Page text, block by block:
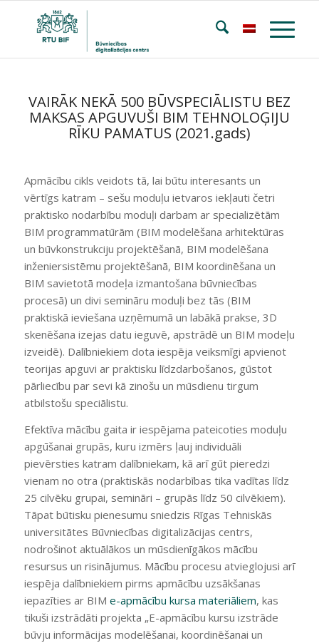
VAIRĀK NEKĀ 500 BŪVSPECIĀLISTU BEZ
MAKSAS APGUVUŠI BIM TEHNOLOĢIJU
RĪKU PAMATUS (2021.gads)
Apmācību cikls veidots tā, lai būtu interesants un
vērtīgs katram – sešu moduļu ietvaros iekļauti četri
praktisko nodarbību moduļi darbam ar specializētām
BIM programmatūrām (BIM modelēšana arhitektūras
un būvkonstrukciju projektēšanā, BIM modelēšana
inženiersistēmu projektēšanā, BIM koordinēšana un
BIM savietotā modeļa izmantošana būvniecības
procesā) un divi semināru moduļi bez tās (BIM
praktiskā ieviešana uzņēmumā un labākā prakse, 3D
skenēšana izejas datu ieguvē, apstrādē un BIM modeļu
izveidē). Dalībniekiem dota iespēja veiksmīgi apvienot
teorijas apguvi ar praktisku līdzdarbošanos, gūstot
pārliecību par sevi kā zinošu un mūsdienu tirgum
atbilstošu speciālistu.
Efektīva mācību gaita ir iespējama pateicoties moduļu
apgūšanai grupās, kuru izmērs ļauj individuāli
pievērsties katram dalībniekam, kā arī gūt pieredzi
vienam no otra (praktiskās nodarbības tika vadītas līdz
25 cilvēku grupai, semināri – grupās līdz 50 cilvēkiem).
Tāpat būtisku pienesumu sniedzis Rīgas Tehniskās
universitātes Būvniecības digitalizācijas centrs,
nodrošinot aktuālākos un mūsdienīgākos mācību
resursus un risinājumus. Mācību procesu atvieglojusi arī
iespēja dalībniekiem pirms apmācību uzsākšanas
iepazīties ar BIM e-apmācību kursa materiāliem, kas
tikuši izstrādāti projekta „E-apmācību kursu izstrāde
būvju informācijas modelēšanai, koordinēšanai un